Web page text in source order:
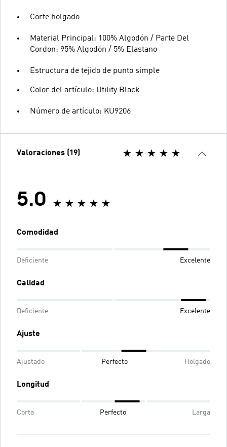
Corte holgado
Material Principal: 100% Algodón / Parte Del
Cordon: 95% Algodón / 5% Elastano
Estructura de tejido de punto simple
Color del artículo: Utility Black
Número de artículo: KU9206
Valoraciones (19)
5.0
Comodidad
Deficiente Excelente
Calidad
Deficiente Excelente
Ajuste
Ajustado Perfecto Holgado
Longitud
Corta Perfecto Larga